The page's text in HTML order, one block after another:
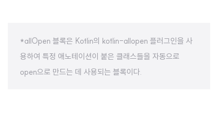
*allOpen 블록은 Kotlin의 kotlin-allopen 플러그인을 사
용하여 특정 애노테이션이 붙은 클래스들을 자동으로
open으로 만드는 데 사용되는 블록이다.